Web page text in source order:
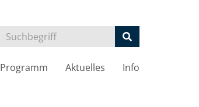
Programm Aktuelles Info